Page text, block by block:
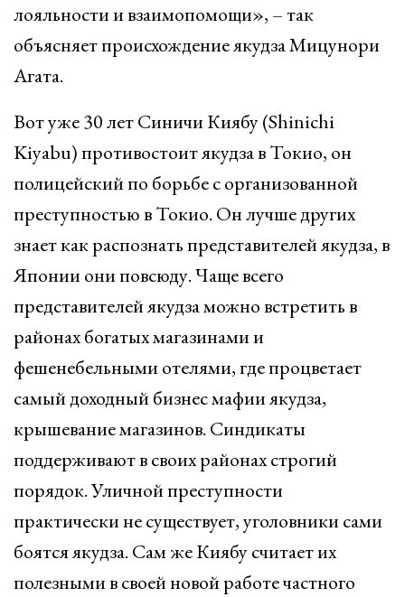
лояльности и взаимопомощи», – так
объясняет происхождение якудза Мицунори
Агата.
Вот уже 30 лет Синичи Киябу (Shinichi
Kiyabu) противостоит якудза в Токио, он
полицейский по борьбе с организованной
преступностью в Токио. Он лучше других
знает как распознать представителей якудза, в
Японии они повсюду. Чаще всего
представителей якудза можно встретить в
районах богатых магазинами и
фешенебельными отелями, где процветает
самый доходный бизнес мафии якудза,
крышевание магазинов. Синдикаты
поддерживают в своих районах строгий
порядок. Уличной преступности
практически не существует, уголовники сами
боятся якудза. Сам же Киябу считает их
полезными в своей новой работе частного